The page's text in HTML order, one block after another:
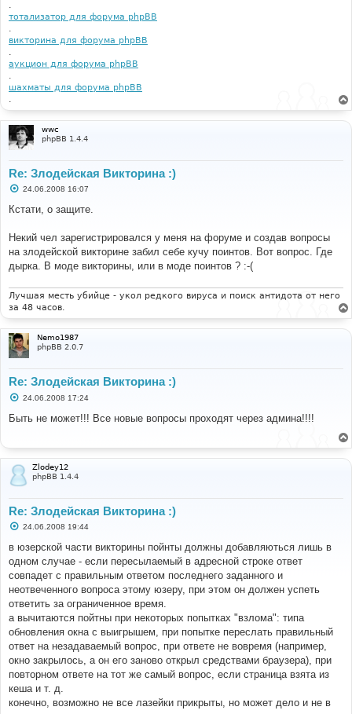
.
тотализатор для форума phpBB
.
викторина для форума phpBB
.
аукцион для форума phpBB
.
шахматы для форума phpBB
.
wwc
phpBB 1.4.4
Re: Злодейская Викторина :)
С
о
б
е
н
и
е
24.06.2008 16:07
Кстати, о защите.
Некий чел зарегистрировался у меня на форуме и создав вопросы
на злодейской викторине забил себе кучу поинтов. Вот вопрос. Где
дырка. В моде викторины, или в моде поинтов ? :-(
Лучшая месть убийце - укол редкого вируса и поиск антидота от него
за 48 часов.
Nemo1987
phpBB 2.0.7
Re: Злодейская Викторина :)
С
о
б
е
24.06.2008 17:24
Быть не может!!! Все новые вопросы проходят через админа!!!!
Zlodey12
phpBB 1.4.4
Re: Злодейская Викторина :)
С
о
б
щ
е
н
и
е
24.06.2008 19:44
в юзерской части викторины пойнты должны добавляються лишь в
одном случае - если пересылаемый в адресной строке ответ
совпадет с правильным ответом последнего заданного и
неотвеченного вопроса этому юзеру, при этом он должен успеть
ответить за ограниченное время.
а вычитаются пойтны при некоторых попытках "взлома": типа
обновления окна с выигрышем, при попытке переслать правильный
ответ на незадаваемый вопрос, при ответе не вовремя (например,
окно закрылось, а он его заново открыл средствами браузера), при
повторном ответе на тот же самый вопрос, если страница взята из
кеша и т. д.
конечно, возможно не все лазейки прикрыты, но может дело и не в